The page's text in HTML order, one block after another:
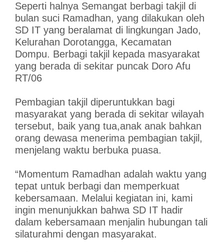
Seperti halnya Semangat berbagi takjil di
bulan suci Ramadhan, yang dilakukan oleh
SD IT yang beralamat di lingkungan Jado,
Kelurahan Dorotangga, Kecamatan
Dompu. Berbagi takjil kepada masyarakat
yang berada di sekitar puncak Doro Afu
RT/06
Pembagian takjil diperuntukkan bagi
masyarakat yang berada di sekitar wilayah
tersebut, baik yang tua,anak anak bahkan
orang dewasa menerima pembagian takjil,
menjelang waktu berbuka puasa.
“Momentum Ramadhan adalah waktu yang
tepat untuk berbagi dan memperkuat
kebersamaan. Melalui kegiatan ini, kami
ingin menunjukkan bahwa SD IT hadir
dalam kebersamaan menjalin hubungan tali
silaturahmi dengan masyarakat.